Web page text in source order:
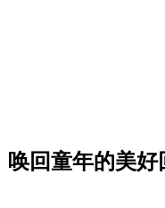
唤回童年的美好